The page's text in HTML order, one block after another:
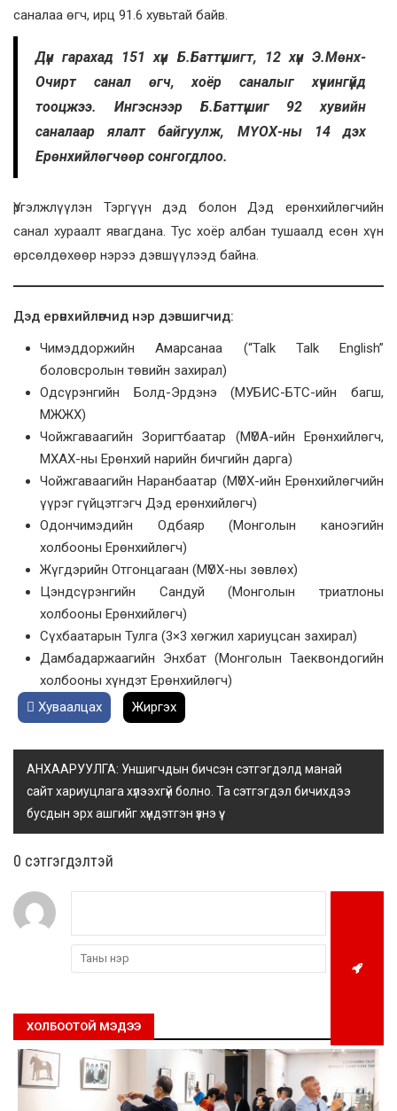
саналаа өгч, ирц 91.6 хувьтай байв.
Дүн гарахад 151 хүн Б.Баттүшигт, 12 хүн Э.Мөнх-
Очирт санал өгч, хоёр саналыг хүчингүйд
тооцжээ. Ингэснээр Б.Баттүшиг 92 хувийн
саналаар ялалт байгуулж, МҮОХ-ны 14 дэх
Ерөнхийлөгчөөр сонгогдлоо.
Үргэлжлүүлэн Тэргүүн дэд болон Дэд ерөнхийлөгчийн
санал хураалт явагдана. Тус хоёр албан тушаалд есөн хүн
өрсөлдөхөөр нэрээ дэвшүүлээд байна.
Дэд ерөнхийлөгчид нэр дэвшигчид:
Чимэддоржийн Амарсанаа (“Talk Talk English”
боловсролын төвийн захирал)
Одсүрэнгийн Болд-Эрдэнэ (МУБИС-БТС-ийн багш,
МЖЖХ)
Чойжгаваагийн Зоригтбаатар (МҮОА-ийн Ерөнхийлөгч,
МХАХ-ны Ерөнхий нарийн бичгийн дарга)
Чойжгаваагийн Наранбаатар (МҮОХ-ийн Ерөнхийлөгчийн
үүрэг гүйцэтгэгч Дэд ерөнхийлөгч)
Одончимэдийн Одбаяр (Монголын каноэгийн
холбооны Ерөнхийлөгч)
Жүгдэрийн Отгонцагаан (МҮОХ-ны зөвлөх)
Цэндсүрэнгийн Сандуй (Монголын триатлоны
холбооны Ерөнхийлөгч)
Сүхбаатарын Тулга (3×3 хөгжил хариуцсан захирал)
Дамбадаржаагийн Энхбат (Монголын Таеквондогийн
холбооны хүндэт Ерөнхийлөгч)
Хуваалцах
Жиргэх
АНХААРУУЛГА: Уншигчдын бичсэн сэтгэгдэлд манай
сайт хариуцлага хүлээхгүй болно. Та сэтгэгдэл бичихдээ
бусдын эрх ашгийг хүндэтгэн үзнэ үү.
0 cэтгэгдэлтэй
ХОЛБООТОЙ МЭДЭЭ